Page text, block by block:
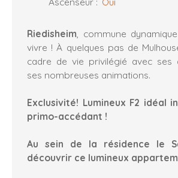
Riedisheim , commune
vivre ! À quelques pas de
cadre de vie privilégié avec ses
ses nombreuses animations.
Exclusivité! Lumineux F2 idéal
primo-accédant !
Au sein de la résidence le
découvrir ce lumineux